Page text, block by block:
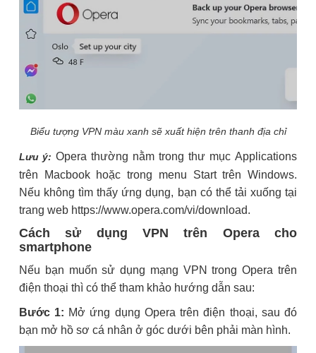
Biểu tượng VPN màu xanh sẽ xuất hiện trên thanh địa chỉ
Lưu ý: Opera thường nằm trong thư mục Applications
trên Macbook hoặc trong menu Start trên Windows.
Nếu không tìm thấy ứng dụng, bạn có thể tải xuống tại
trang web https://www.opera.com/vi/download.
Cách sử dụng VPN trên Opera cho
smartphone
Nếu bạn muốn sử dụng mạng VPN trong Opera trên
điện thoại thì có thể tham khảo hướng dẫn sau:
Bước 1: Mở ứng dụng Opera trên điện thoại, sau đó
bạn mở hồ sơ cá nhân ở góc dưới bên phải màn hình.